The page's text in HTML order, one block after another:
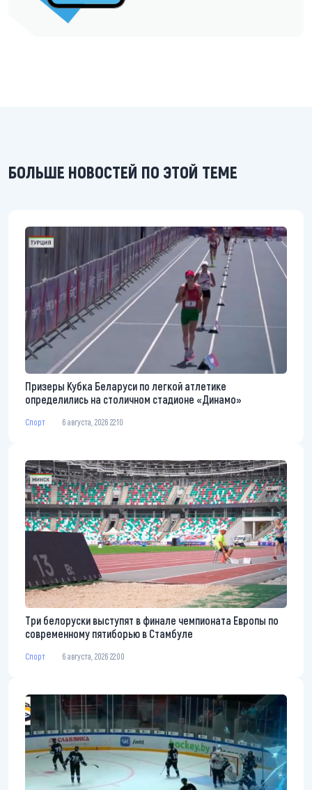
БОЛЬШЕ НОВОСТЕЙ ПО ЭТОЙ ТЕМЕ
Призеры Кубка Беларуси по легкой атлетике
определились на столичном стадионе «Динамо»
Спорт 6 августа, 2026 22:10
Три белоруски выступят в финале чемпионата Европы по
современному пятиборью в Стамбуле
Спорт 6 августа, 2026 22:00